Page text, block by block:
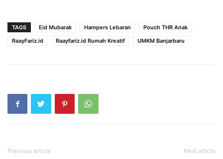
TAGS Eid Mubarak Hampers Lebaran
Pouch THR Anak
RaayFariz.id
Raayfariz.id Rumah Kreatif UMKM Banjarbaru
Previous article Next article